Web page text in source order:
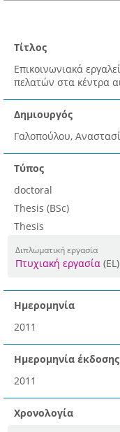
Τίτλος
Επικοινωνιακά
πελατών στα κέντρα
Δημιουργός
Γαλοπούλου,
Τύπος
doctoral
Thesis (BSc)
Thesis
Διπλωματική εργασία
Πτυχιακή εργασία (EL)
Ημερομηνία
2011
Ημερομηνία έκδοσης
2011
Χρονολογία